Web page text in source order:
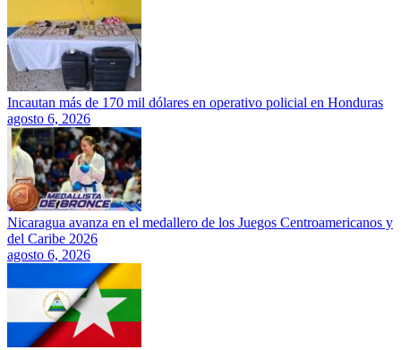
Incautan más de 170 mil dólares en operativo policial en Honduras
agosto 6, 2026
Nicaragua avanza en el medallero de los Juegos Centroamericanos y
del Caribe 2026
agosto 6, 2026